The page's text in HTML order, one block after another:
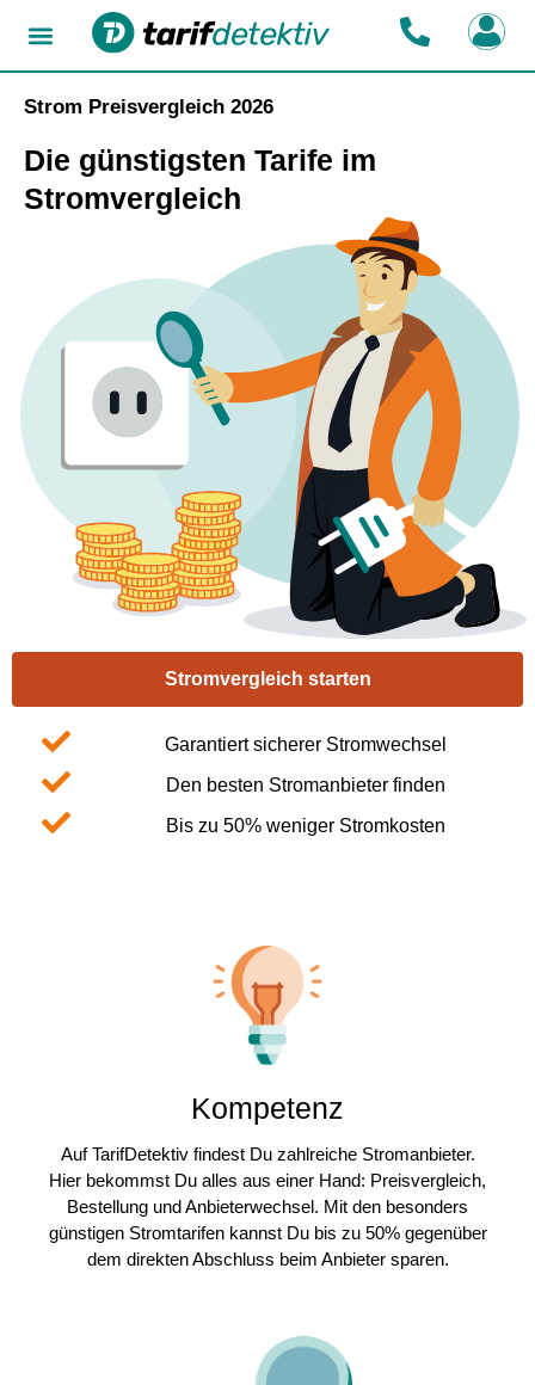
Strom Preisvergleich 2026
Die günstigsten Tarife im
Stromvergleich
Stromvergleich starten
Garantiert sicherer Stromwechsel
Den besten Stromanbieter finden
Bis zu 50% weniger Stromkosten​
Kompetenz
Auf TarifDetektiv findest Du zahlreiche Stromanbieter.
Hier bekommst Du alles aus einer Hand: Preisvergleich,
Bestellung und Anbieterwechsel. Mit den besonders
günstigen Stromtarifen kannst Du bis zu 50% gegenüber
dem direkten Abschluss beim Anbieter sparen.